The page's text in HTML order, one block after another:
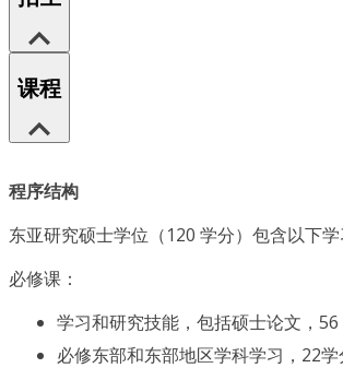
课程
程序结构
东亚研究硕士学位（120 学分）包含以下学
必修课：
学习和研究技能，包括硕士论文，56
必修东部和东部地区学科学习，22学